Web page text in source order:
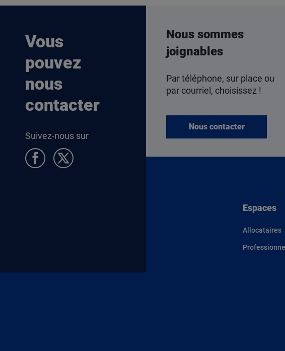
Vous
pouvez
nous
contacter
Suivez-nous sur
Nous sommes
joignables
Par téléphone, sur place ou
par courriel, choisissez !
Nous contacter
Espaces
Allocataires